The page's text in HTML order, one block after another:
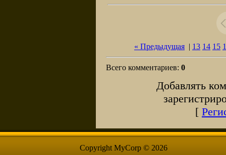
« Предыдущая | 13 14 15
Всего комментариев: 0
Добавлять
[
Copyright MyCorp © 2026